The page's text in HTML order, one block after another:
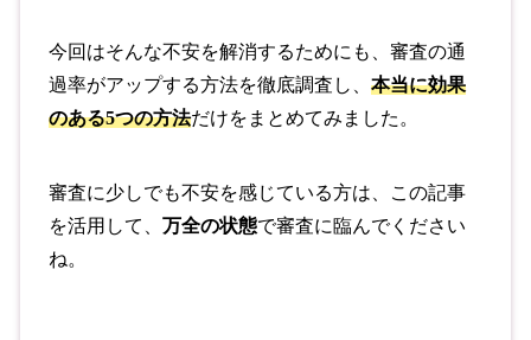
今回はそんな不安を解消するためにも、審査の通
過率がアップする方法を徹底調査し、本当に効果
のある5つの方法だけをまとめてみました。
審査に少しでも不安を感じている方は、この記事
を活用して、万全の状態で審査に臨んでください
ね。